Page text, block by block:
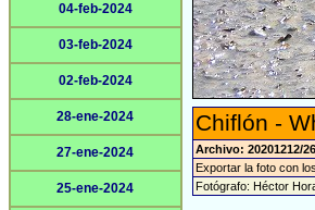
04-feb-2024
03-feb-2024
02-feb-2024
28-ene-2024
27-ene-2024
25-ene-2024
Chiflón -
Archivo: 20201212/
Exportar la foto con
Fotógrafo: Héctor